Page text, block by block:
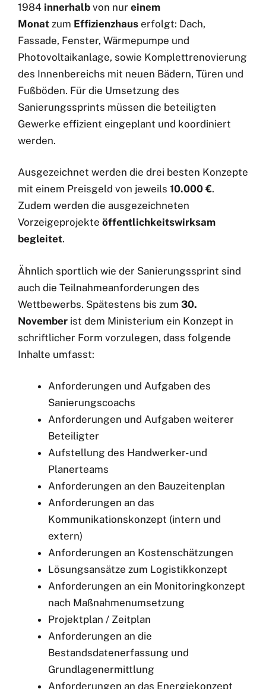
1984 innerhalb von nur einem
Monat zum Effizienzhaus erfolgt: Dach,
Fassade, Fenster, Wärmepumpe und
Photovoltaikanlage, sowie Komplettrenovierung
des Innenbereichs mit neuen Bädern, Türen und
Fußböden. Für die Umsetzung des
Sanierungssprints müssen die beteiligten
Gewerke effizient eingeplant und koordiniert
werden.
Ausgezeichnet werden die drei besten Konzepte
mit einem Preisgeld von jeweils 10.000 €.
Zudem werden die ausgezeichneten
Vorzeigeprojekte öffentlichkeitswirksam
begleitet.
Ähnlich sportlich wie der Sanierungssprint sind
auch die Teilnahmeanforderungen des
Wettbewerbs. Spätestens bis zum 30.
November ist dem Ministerium ein Konzept in
schriftlicher Form vorzulegen, dass folgende
Inhalte umfasst:
Anforderungen und Aufgaben des
Sanierungscoachs
Anforderungen und Aufgaben weiterer
Beteiligter
Aufstellung des Handwerker- und
Planerteams
Anforderungen an den Bauzeitenplan
Anforderungen an das
Kommunikationskonzept (intern und
extern)
Anforderungen an Kostenschätzungen
Lösungsansätze zum Logistikkonzept
Anforderungen an ein Monitoringkonzept
nach Maßnahmenumsetzung
Projektplan / Zeitplan
Anforderungen an die
Bestandsdatenerfassung und
Grundlagenermittlung
Anforderungen an das Energiekonzept